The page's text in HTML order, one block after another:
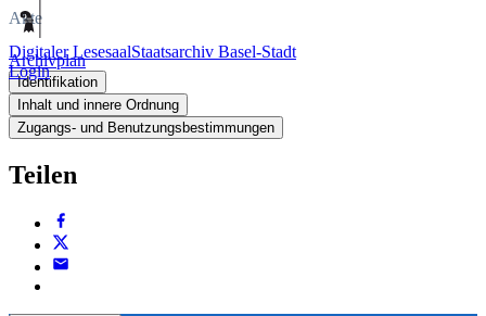
Digitaler LesesaalStaatsarchiv Basel-Stadt
Login
Akte
Archivplan
Identifikation
Inhalt und innere Ordnung
Zugangs- und Benutzungsbestimmungen
Teilen